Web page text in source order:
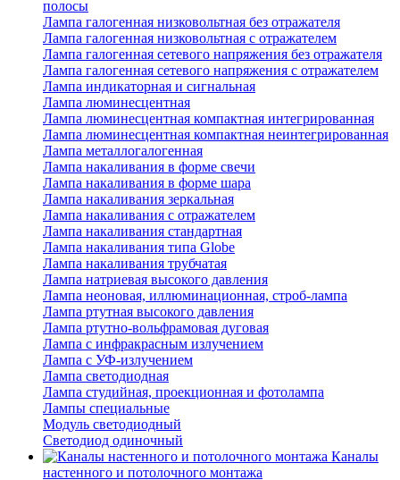
полосы
Лампа галогенная низковольтная без отражателя
Лампа галогенная низковольтная с отражателем
Лампа галогенная сетевого напряжения без отражателя
Лампа галогенная сетевого напряжения с отражателем
Лампа индикаторная и сигнальная
Лампа люминесцентная
Лампа люминесцентная компактная интегрированная
Лампа люминесцентная компактная неинтегрированная
Лампа металлогалогенная
Лампа накаливания в форме свечи
Лампа накаливания в форме шара
Лампа накаливания зеркальная
Лампа накаливания с отражателем
Лампа накаливания стандартная
Лампа накаливания типа Globe
Лампа накаливания трубчатая
Лампа натриевая высокого давления
Лампа неоновая, иллюминационная, строб-лампа
Лампа ртутная высокого давления
Лампа ртутно-вольфрамовая дуговая
Лампа с инфракрасным излучением
Лампа с УФ-излучением
Лампа светодиодная
Лампа студийная, проекционная и фотолампа
Лампы специальные
Модуль светодиодный
Светодиод одиночный
Каналы
настенного и потолочного монтажа